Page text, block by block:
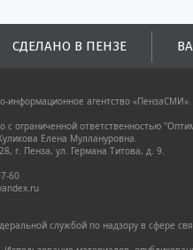
СДЕЛАНО В ПЕНЗЕ
информационное агентство «ПензаСМИ».
с ограниченной ответственностью
Елена Муллануровна.
г. Пенза, ул. Германа Титова, д. 9.
60
службой по надзору в сфере